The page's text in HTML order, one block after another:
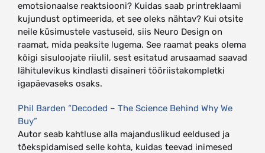
emotsionaalse reaktsiooni? Kuidas saab printreklaami
kujundust optimeerida, et see oleks nähtav? Kui otsite
neile küsimustele vastuseid, siis Neuro Design on
raamat, mida peaksite lugema. See raamat peaks olema
kõigi sisuloojate riiulil, sest esitatud arusaamad saavad
lähitulevikus kindlasti disaineri tööriistakompletki
igapäevaseks osaks.
Phil Barden “Decoded – The Science Behind Why We
Buy”
Autor seab kahtluse alla majanduslikud eeldused ja
tõekspidamised selle kohta, kuidas teevad inimesed